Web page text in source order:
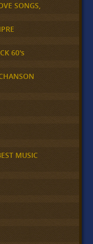
SONGS,
60's
MUSIC